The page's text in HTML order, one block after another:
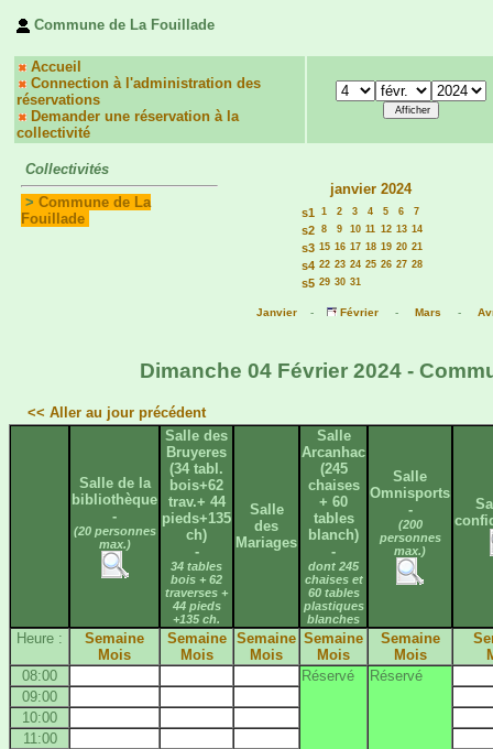
Commune de La Fouillade
Accueil
Connection à l'administration des
réservations
Demander une réservation à la
collectivité
Collectivités
> Commune de La
Fouillade
janvier 2024
s1 1 2 3 4 5 6 7
s2 8 9 10 11 12 13 14
s3 15 16 17 18 19 20 21
s4 22 23 24 25 26 27 28
s5 29 30 31
Janvier - Février - Mars -
Dimanche 04 Février 2024 -
<< Aller au jour précédent
Salle de la
bibliothèque
-
(20 personnes
max.)
Salle des
Bruyeres
(34 tabl.
bois+62
trav.+ 44
pieds+135
ch)
-
34 tables
bois + 62
traverses +
44 pieds
+135 ch.
Salle
des
Mariages
Salle
Arcanhac
(245
chaises
+ 60
tables
blanch)
-
dont 245
chaises et
60 tables
plastiques
blanches
Salle
Omnisports
-
(200
personnes
max.)
Heure :
Semaine
Mois
Semaine
Mois
Semaine
Mois
Semaine
Mois
Semaine
Mois
08:00
Réservé
Réservé
09:00
10:00
11:00